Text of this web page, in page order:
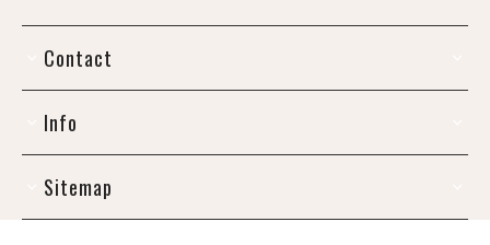
Contact
Info
Sitemap